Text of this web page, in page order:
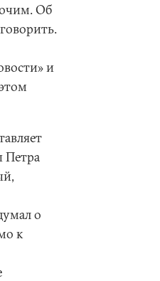
Об
и
Петра
о
к